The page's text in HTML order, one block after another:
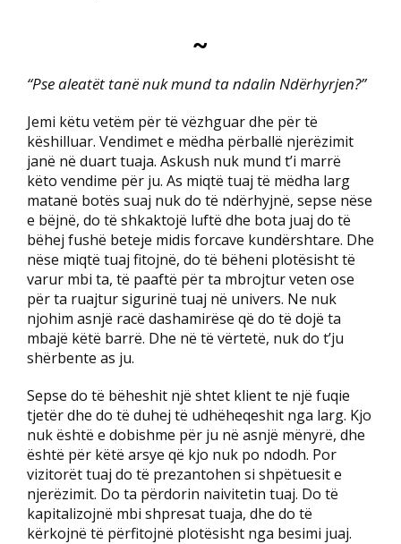
~
“Pse aleatët tanë nuk mund ta ndalin Ndërhyrjen?”
Jemi këtu vetëm për të vëzhguar dhe për të
këshilluar. Vendimet e mëdha përballë njerëzimit
janë në duart tuaja. Askush nuk mund t’i marrë
këto vendime për ju. As miqtë tuaj të mëdha larg
matanë botës suaj nuk do të ndërhyjnë, sepse nëse
e bëjnë, do të shkaktojë luftë dhe bota juaj do të
bëhej fushë beteje midis forcave kundërshtare. Dhe
nëse miqtë tuaj fitojnë, do të bëheni plotësisht të
varur mbi ta, të paaftë për ta mbrojtur veten ose
për ta ruajtur sigurinë tuaj në univers. Ne nuk
njohim asnjë racë dashamirëse që do të dojë ta
mbajë këtë barrë. Dhe në të vërtetë, nuk do t’ju
shërbente as ju.
Sepse do të bëheshit një shtet klient te një fuqie
tjetër dhe do të duhej të udhëheqeshit nga larg. Kjo
nuk është e dobishme për ju në asnjë mënyrë, dhe
është për këtë arsye që kjo nuk po ndodh. Por
vizitorët tuaj do të prezantohen si shpëtuesit e
njerëzimit. Do ta përdorin naivitetin tuaj. Do të
kapitalizojnë mbi shpresat tuaja, dhe do të
kërkojnë të përfitojnë plotësisht nga besimi juaj.